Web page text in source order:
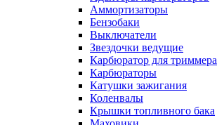
Аммортизаторы
Бензобаки
Выключатели
Звездочки ведущие
Карбюратор для триммера
Карбюраторы
Катушки зажигания
Коленвалы
Крышки топливного бака